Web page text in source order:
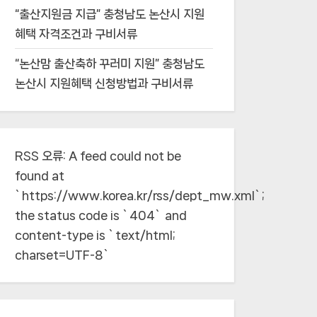
“출산지원금 지급” 충청남도 논산시 지원
혜택 자격조건과 구비서류
“논산맘 출산축하 꾸러미 지원” 충청남도
논산시 지원혜택 신청방법과 구비서류
RSS 오류: A feed could not be
found at
`https://www.korea.kr/rss/dept_mw.xml`;
the status code is `404` and
content-type is `text/html;
charset=UTF-8`